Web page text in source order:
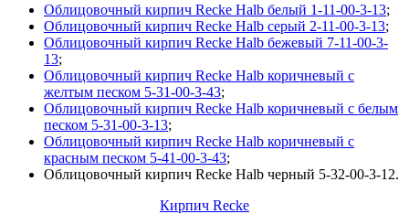
Облицовочный кирпич Recke Halb белый 1-11-00-3-13;
Облицовочный кирпич Recke Halb серый 2-11-00-3-13;
Облицовочный кирпич Recke Halb бежевый 7-11-00-3-
13;
Облицовочный кирпич Recke Halb коричневый с
желтым песком 5-31-00-3-43;
Облицовочный кирпич Recke Halb коричневый с белым
песком 5-31-00-3-13;
Облицовочный кирпич Recke Halb коричневый с
красным песком 5-41-00-3-43;
Облицовочный кирпич Recke Halb черный 5-32-00-3-12.
Кирпич Recke